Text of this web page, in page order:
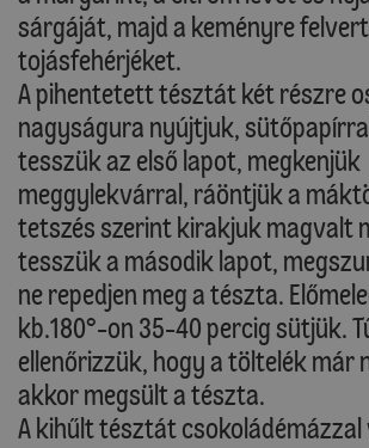
sárgáját, majd a keményre felvert
tojásfehérjéket.
A pihentetett tésztát két részre
nagyságura nyújtjuk,
tesszük az első lapot, megkenjük
meggylekvárral, ráöntjük a
tetszés szerint kirakjuk magvalt
tesszük a második lapot,
ne repedjen meg a tészta.
kb.180°-on 35-40 percig sütjük.
ellenőrizzük, hogy a töltelék már
akkor megsült a tészta.
A kihűlt tésztát csokoládémázzal